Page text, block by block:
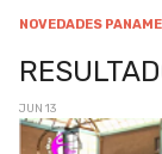
NOVEDADES
JUN 13